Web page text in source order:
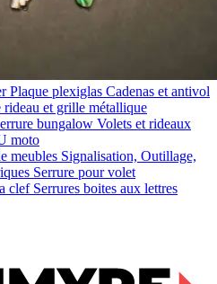
Plaque plexiglas Cadenas et antivol
rideau et grille métallique
bungalow Volets et rideaux
moto
meubles Signalisation, Outillage,
Serrure pour volet
clef Serrures boites aux lettres